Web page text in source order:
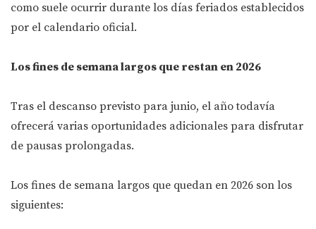
como suele ocurrir durante los días feriados establecidos
por el calendario oficial.
Los fines de semana largos que restan en 2026
Tras el descanso previsto para junio, el año todavía
ofrecerá varias oportunidades adicionales para disfrutar
de pausas prolongadas.
Los fines de semana largos que quedan en 2026 son los
siguientes: